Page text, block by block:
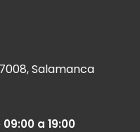
Salamanca
a 19:00